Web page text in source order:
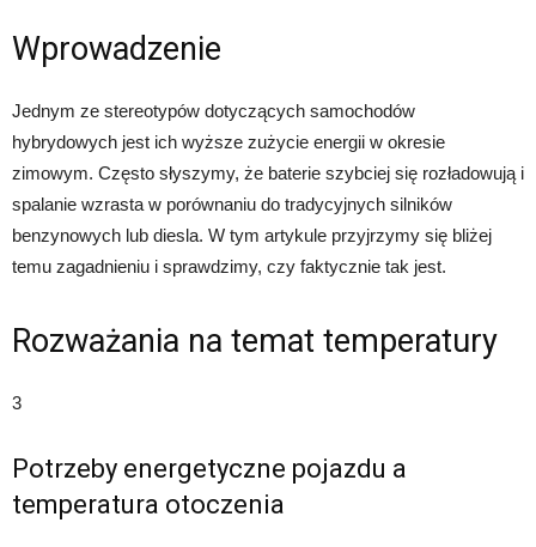
Wprowadzenie
Jednym ze stereotypów dotyczących samochodów
hybrydowych jest ich wyższe zużycie energii w okresie
zimowym. Często słyszymy, że baterie szybciej się rozładowują i
spalanie wzrasta w porównaniu do tradycyjnych silników
benzynowych lub diesla. W tym artykule przyjrzymy się bliżej
temu zagadnieniu i sprawdzimy, czy faktycznie tak jest.
Rozważania na temat temperatury
3
Potrzeby energetyczne pojazdu a
temperatura otoczenia